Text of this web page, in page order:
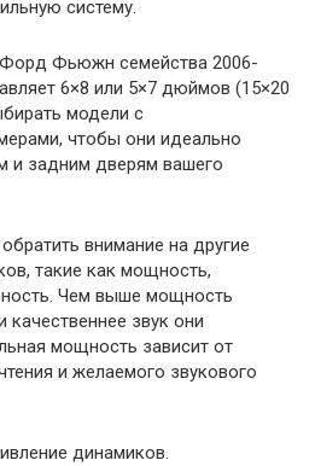
систему.
Фьюжн семейства 2006-
6×8 или 5×7 дюймов (15×20
модели с
чтобы они идеально
и задним дверям вашего
внимание на другие
такие как мощность,
Чем выше мощность
звук они
мощность зависит от
и желаемого звукового
динамиков.